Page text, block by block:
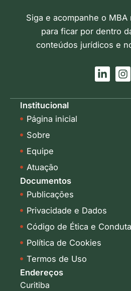
Siga e acompanhe o
para ficar por dentro
conteúdos jurídicos e
L
i
k
I
n
t
Institucional
Página inicial
Sobre
Equipe
Atuação
Documentos
Publicações
Privacidade e Dados
Código de Ética e Conduta
Política de Cookies
Termos de Uso
Endereços
Curitiba